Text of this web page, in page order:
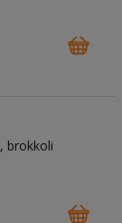
brokkoli